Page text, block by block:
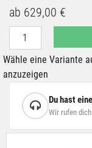
ab 629,00 €
Wähle eine Variante
anzuzeigen
Du hast
Wir rufen